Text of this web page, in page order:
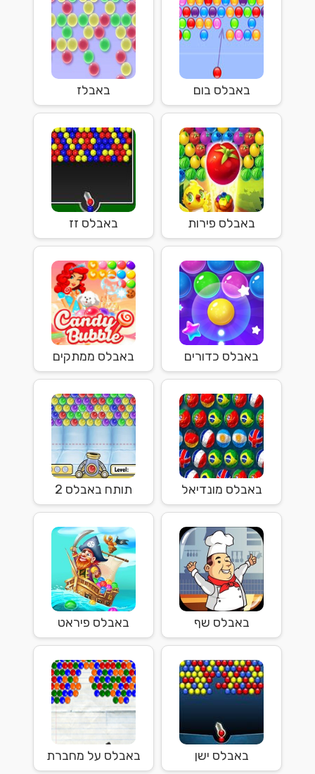
באבלס בום באבלז
באבלס פירות באבלס זז
באבלס כדורים באבלס ממתקים
באבלס מונדיאל תותח באבלס 2
באבלס שף באבלס פיראט
באבלס ישן באבלס על מחברת